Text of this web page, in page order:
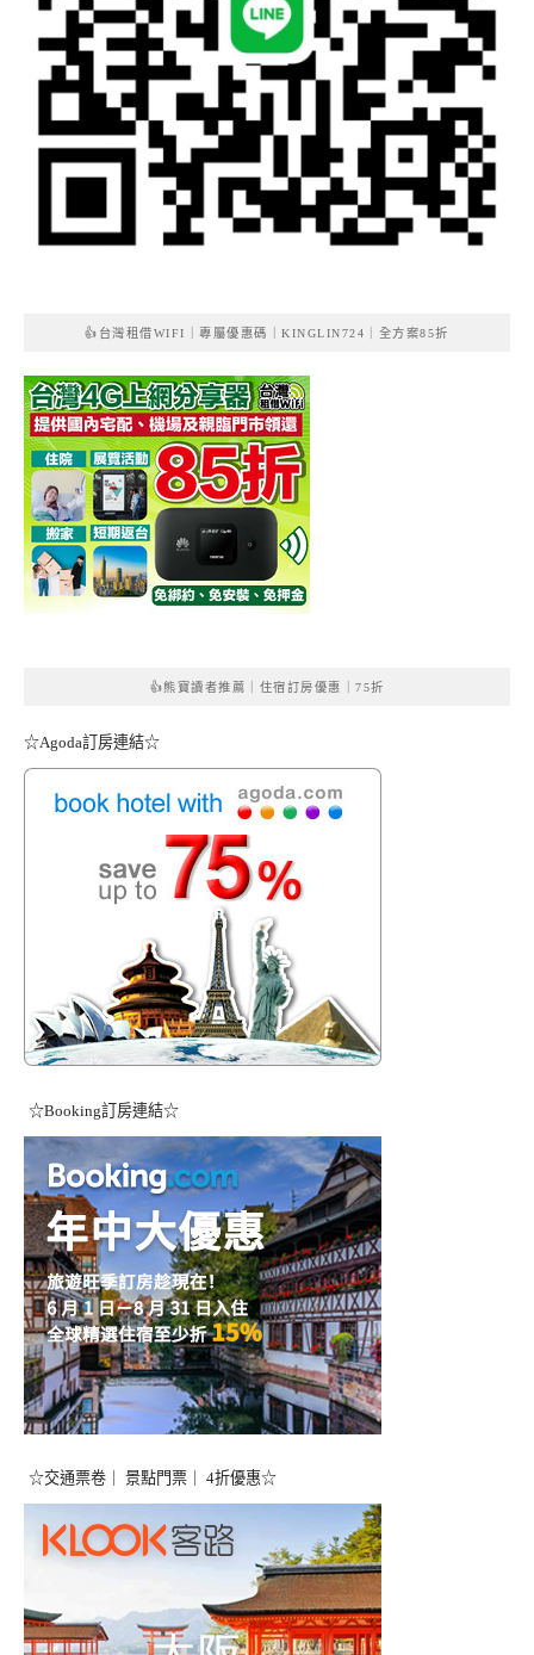
👍台灣租借WIFI｜專屬優惠碼｜KINGLIN724｜全方案85折
👍熊寶讀者推薦｜住宿訂房優惠｜75折
☆Agoda訂房連結☆
☆Booking訂房連結☆
☆交通票卷｜ 景點門票｜ 4折優惠☆